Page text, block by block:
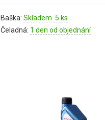
Baška: Skladem 5 ks
Čeladná: 1 den od objednání